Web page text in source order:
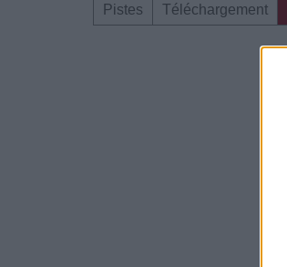
Pistes Téléchargement